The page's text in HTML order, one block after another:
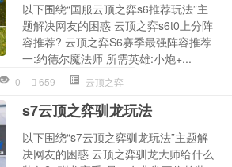
以下围绕“国服云顶之弈s6推荐玩法”主
题解决网友的困惑 云顶之弈s6t0上分阵
容推荐? 云顶之弈S6赛季最强阵容推荐
一:约德尔魔法师 所需英雄:小炮+...
0 659 云顶之弈
s7云顶之弈驯龙玩法
以下围绕“s7云顶之弈驯龙玩法”主题解
决网友的困惑 云顶之弈驯龙大师给什么